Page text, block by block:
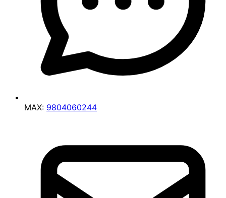
MAX: 9804060244